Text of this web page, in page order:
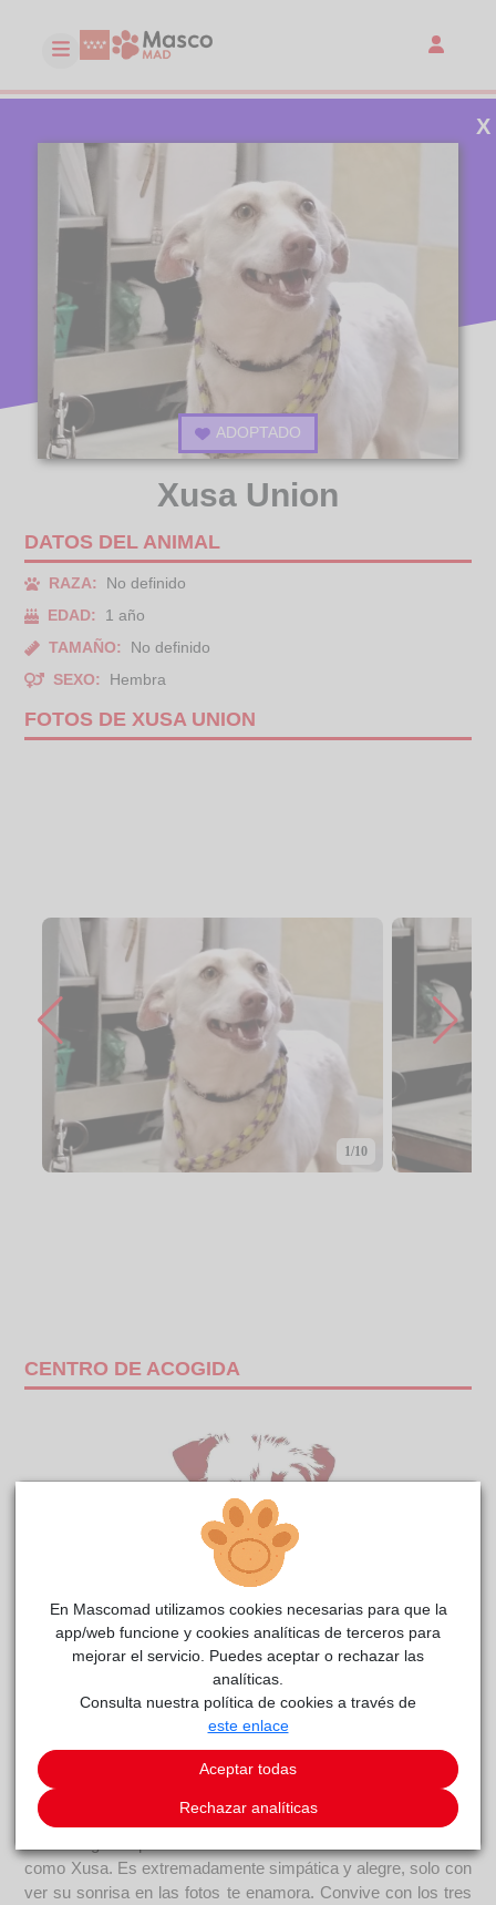
ADOPTADO
X
Xusa Union
DATOS DEL ANIMAL
RAZA:
No definido
EDAD:
1 año
TAMAÑO:
No definido
SEXO:
Hembra
FOTOS DE XUSA UNION
1/10
CENTRO DE ACOGIDA
Xusa Unionreside actualmente en el centro de acogida
COMENTARIOS
Curiosidades
como Xusa. Es extremadamente simpática y alegre, solo con
ver su sonrisa en las fotos te enamora. Convive con los tres
En Mascomad utilizamos cookies necesarias para que la
app/web funcione y cookies analíticas de terceros para
mejorar el servicio. Puedes aceptar o rechazar las
analíticas.
Consulta nuestra política de cookies a través de
este enlace
Aceptar todas
Rechazar analíticas